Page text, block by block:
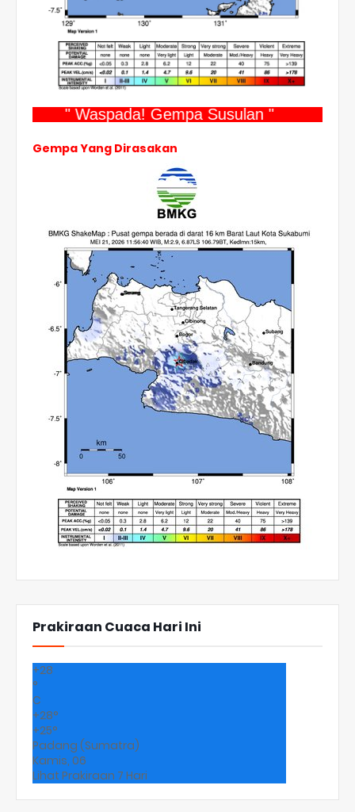
" Waspada! Gempa Susulan "
Gempa Yang Dirasakan
Prakiraan Cuaca Hari Ini
+28
°
C
+28°
+25°
Padang (Sumatra)
Kamis, 06
Lihat Prakiraan 7 Hari